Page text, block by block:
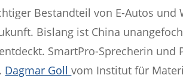
Bestandteil von E-Autos
Bislang ist China
SmartPro-Sprecherin und
Dagmar Gollvom Institut für